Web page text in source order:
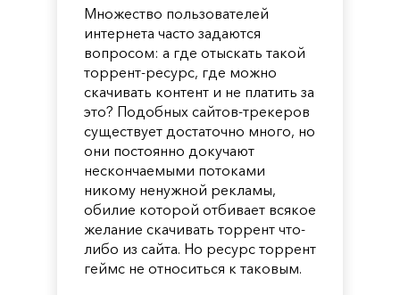
Множество пользователей
интернета часто задаются
вопросом: а где отыскать такой
торрент-ресурс, где можно
скачивать контент и не платить за
это? Подобных сайтов-трекеров
существует достаточно много, но
они постоянно докучают
нескончаемыми потоками
никому ненужной рекламы,
обилие которой отбивает всякое
желание скачивать торрент что-
либо из сайта. Но ресурс торрент
геймс не относиться к таковым.